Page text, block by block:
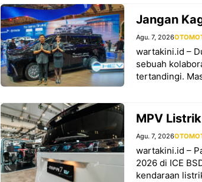
Jangan
Agu. 7, 2026
wartakini.id –
sebuah
tertandingi.
MPV
Agu. 7, 2026
wartakini.id –
2026 di ICE
kendaraan